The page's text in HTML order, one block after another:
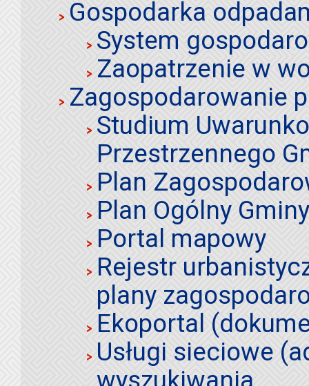
Gospodarka
System
Zaopatrzenie w
Zagospodarowanie
Studium
Przestrzennego
Plan
Plan Ogólny
Portal mapowy
Rejestr
plany
Ekoportal
Usługi sieciowe
wyszukiwania